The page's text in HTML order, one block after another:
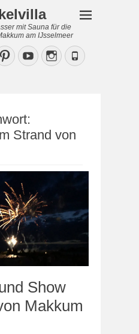
mit Sauna für die
am IJsselmeer
PinterestYouTubeInstagram
Phone
Strand von
Show
Makkum